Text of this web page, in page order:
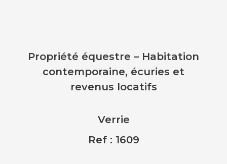
Propriété équestre – Habitation
contemporaine, écuries et
revenus locatifs
Verrie
Ref : 1609